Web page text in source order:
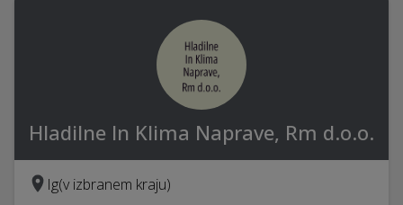
Hladilne In Klima Naprave, Rm d.o.o.
Ig(v izbranem kraju)